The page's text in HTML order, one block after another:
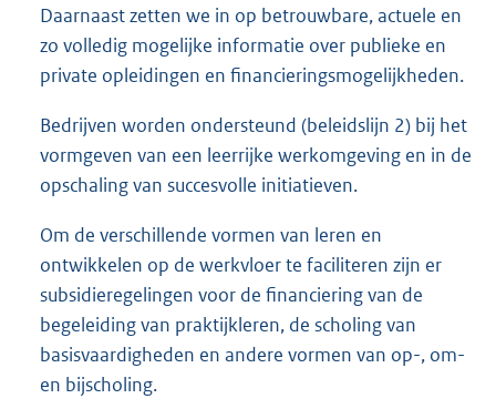
Daarnaast zetten we in op betrouwbare, actuele en
zo volledig mogelijke informatie over publieke en
private opleidingen en financieringsmogelijkheden.
Bedrijven worden ondersteund (beleidslijn 2) bij het
vormgeven van een leerrijke werkomgeving en in de
opschaling van succesvolle initiatieven.
Om de verschillende vormen van leren en
ontwikkelen op de werkvloer te faciliteren zijn er
subsidieregelingen voor de financiering van de
begeleiding van praktijkleren, de scholing van
basisvaardigheden en andere vormen van op-, om-
en bijscholing.